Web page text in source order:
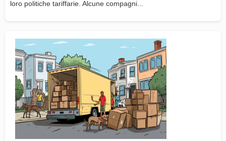
loro politiche tariffarie. Alcune compagni...